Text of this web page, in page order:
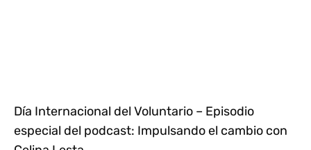
Día Internacional del Voluntario – Episodio
especial del podcast: Impulsando el cambio con